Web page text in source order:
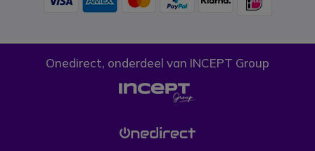
Onedirect, onderdeel van INCEPT Group